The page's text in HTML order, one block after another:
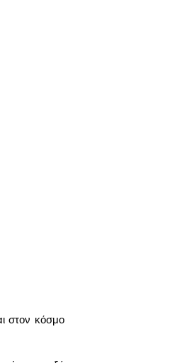
στον κόσμο